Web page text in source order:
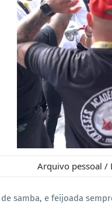
Arquivo pessoal /
samba, e feijoada